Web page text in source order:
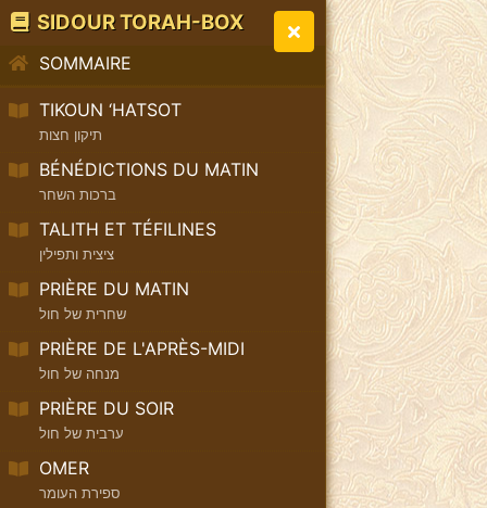
SIDOUR TORAH-BOX
SOMMAIRE
TIKOUN ‘HATSOT
תיקון חצות
BÉNÉDICTIONS DU MATIN
ברכות השחר
TALITH ET TÉFILINES
ציצית ותפילין
PRIÈRE DU MATIN
שחרית של חול
PRIÈRE DE L'APRÈS-MIDI
מנחה של חול
PRIÈRE DU SOIR
ערבית של חול
OMER
ספירת העומר